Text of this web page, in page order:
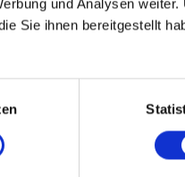
und Analysen
Sie ihnen bereitgestellt
bestimmt